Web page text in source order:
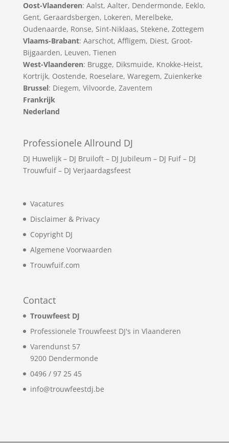
Oost-Vlaanderen: Aalst, Aalter, Dendermonde, Eeklo,
Gent, Geraardsbergen, Lokeren, Merelbeke,
Oudenaarde, Ronse, Sint-Niklaas, Stekene, Zottegem
Vlaams-Brabant: Aarschot, Affligem, Diest, Groot-
Bijgaarden, Leuven, Tienen
West-Vlaanderen: Brugge, Diksmuide, Knokke-Heist,
Kortrijk, Oostende, Roeselare, Waregem, Zuienkerke
Brussel: Diegem, Vilvoorde, Zaventem
Frankrijk
Nederland
Professionele Allround DJ
DJ Huwelijk– DJ Bruiloft– DJ Jubileum – DJ Fuif– DJ
Trouwfuif– DJ Verjaardagsfeest
Vacatures
Disclaimer & Privacy
Copyright DJ
Algemene Voorwaarden
Trouwfuif.com
Contact
Trouwfeest DJ
Professionele Trouwfeest DJ's in Vlaanderen
Varendunst 57
9200 Dendermonde
0496 / 97 25 45
info@trouwfeestdj.be